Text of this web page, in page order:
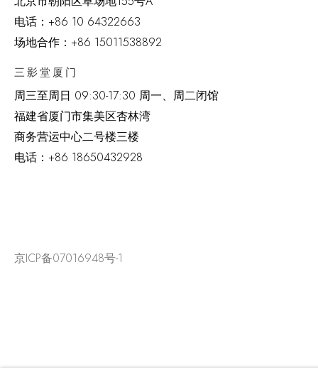
电话： +86 10 64322663
场地合作：+86 15011538892
三影堂厦门
周三至周日 09:30-17:30 周一、周二闭馆
福建省厦门市集美区杏林湾
商务营运中心二号楼三楼
电话： +86 18650432928
京ICP备07016948号-1